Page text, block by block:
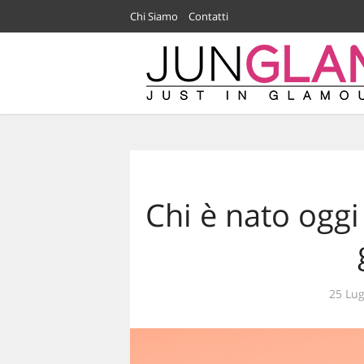
Chi Siamo Contatti
Chi è nato
25